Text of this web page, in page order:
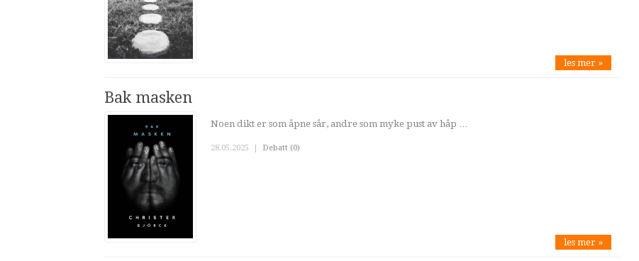
les mer »
Bak masken
Noen dikt er som åpne sår, andre som myke pust av håp …
28.05.2025 | Debatt (0)
les mer »